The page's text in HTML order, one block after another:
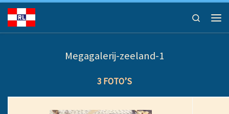
Ga naar inhoud
Search
Megagalerij-zeeland-1
3 FOTO’S